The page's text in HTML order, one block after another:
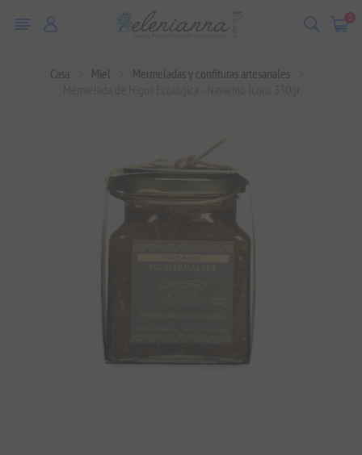
0
Casa Miel
Mermeladas y confituras artesanales